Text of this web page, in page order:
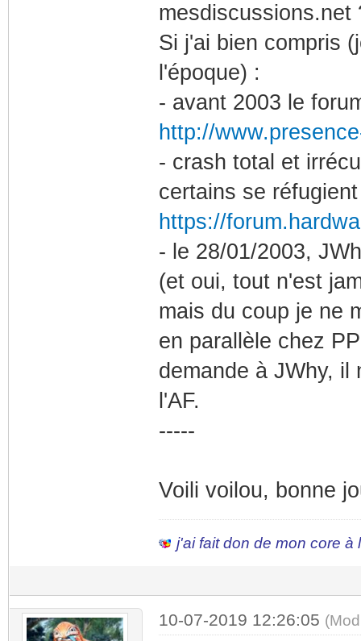
mesdiscussions.net
Si j'ai bien compris
l'époque) :
- avant 2003 le
http://
- crash total et
certains se
https://
- le 28/01/2003,
(et oui, tout n'est
mais du coup je ne
en parallèle chez
demande à JWhy, il
l'AF.
-----
Voili voilou, bonne
j'ai fait don de mon core à
10-07-2019 12:26:05